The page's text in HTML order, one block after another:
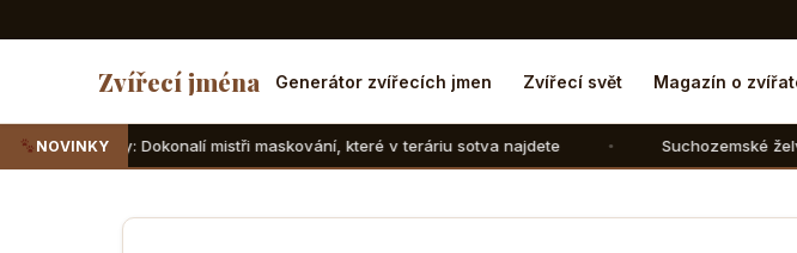
Zvířecí jména Generátor zvířecích jmen Zvířecí svět Magazín o
NOVINKY
mistři maskování, které v teráriu sotva najdete Suchozemské želvy: Jak jim